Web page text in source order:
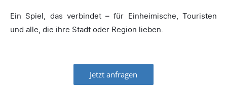
Ein Spiel, das verbindet – für Einheimische, Touristen
und alle, die ihre Stadt oder Region lieben.
Jetzt anfragen